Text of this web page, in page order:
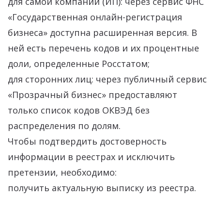
«Государственная онлайн-регистрация
бизнеса» доступна расширенная версия. В
ней есть перечень кодов и их процентные
доли, определенные Росстатом;
для сторонних лиц: через публичный сервис
«Прозрачный бизнес» предоставляют
только список кодов ОКВЭД без
распределения по долям.
Чтобы подтвердить достоверность
информации в реестрах и исключить
претензии, необходимо:
получить актуальную выписку из реестра.